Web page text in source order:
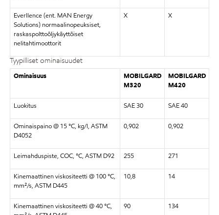
Everllence (ent. MAN Energy
Solutions) normaalinopeuksiset,
raskaspolttoöljykäyttöiset
nelitahtimoottorit
X X
Tyypilliset ominaisuudet
Ominaisuus
MOBILGARD
M320
MOBILGARD
M420
Luokitus SAE 30 SAE 40
Ominaispaino @ 15 °C, kg/l, ASTM
D4052
0,902 0,902
Leimahduspiste, COC, °C, ASTM D92 255 271
Kinemaattinen viskositeetti @ 100 °C,
mm²/s, ASTM D445
10,8 14
Kinemaattinen viskositeetti @ 40 °C,
90 134